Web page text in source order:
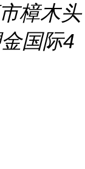
樟木头
国际4